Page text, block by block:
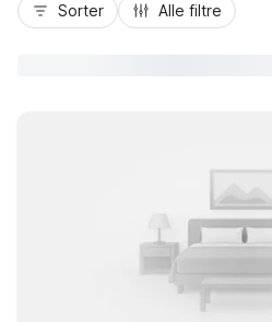
Sorter Alle filtre